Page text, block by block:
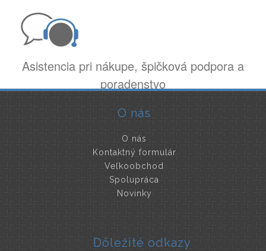
Asistencia pri nákupe, špičková podpora a
poradenstvo
O nás
O nás
Kontaktný formulár
Veľkoobchod
Spolupráca
Novinky
Dôležité odkazy